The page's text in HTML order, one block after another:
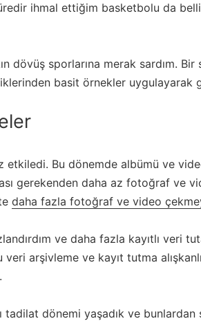
ihmal ettiğim basketbolu da belli
dövüş sporlarına merak sardım.
basit örnekler uygulayarak
etkiledi. Bu dönemde albümü ve
gerekenden daha az fotoğraf ve
daha fazla fotoğraf ve video
ve daha fazla kayıtlı veri
arşivleme ve kayıt tutma
dönemi yaşadık ve bunlardan